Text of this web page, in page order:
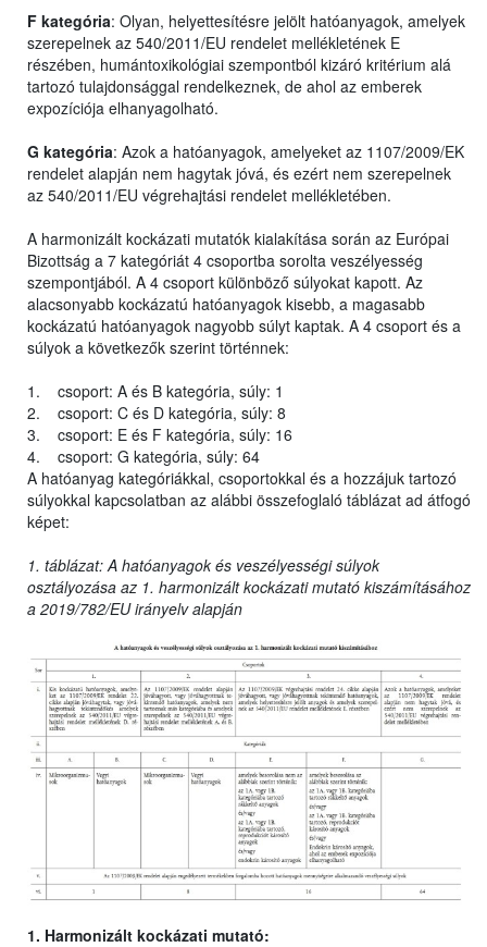
F kategória: Olyan, helyettesítésre jelölt hatóanyagok, amelyek
szerepelnek az 540/2011/EU rendelet mellékletének E
részében, humántoxikológiai szempontból kizáró kritérium alá
tartozó tulajdonsággal rendelkeznek, de ahol az emberek
expozíciója elhanyagolható.
G kategória: Azok a hatóanyagok, amelyeket az 1107/2009/EK
rendelet alapján nem hagytak jóvá, és ezért nem szerepelnek
az 540/2011/EU végrehajtási rendelet mellékletében.
A harmonizált kockázati mutatók kialakítása során az Európai
Bizottság a 7 kategóriát 4 csoportba sorolta veszélyesség
szempontjából. A 4 csoport különböző súlyokat kapott. Az
alacsonyabb kockázatú hatóanyagok kisebb, a magasabb
kockázatú hatóanyagok nagyobb súlyt kaptak. A 4 csoport és a
súlyok a következők szerint történnek:
1. csoport: A és B kategória, súly: 1
2. csoport: C és D kategória, súly: 8
3. csoport: E és F kategória, súly: 16
4. csoport: G kategória, súly: 64
A hatóanyag kategóriákkal, csoportokkal és a hozzájuk tartozó
súlyokkal kapcsolatban az alábbi összefoglaló táblázat ad átfogó
képet:
1. táblázat: A hatóanyagok és veszélyességi súlyok
osztályozása az 1. harmonizált kockázati mutató kiszámításához
a 2019/782/EU irányelv alapján
1. Harmonizált kockázati mutató: